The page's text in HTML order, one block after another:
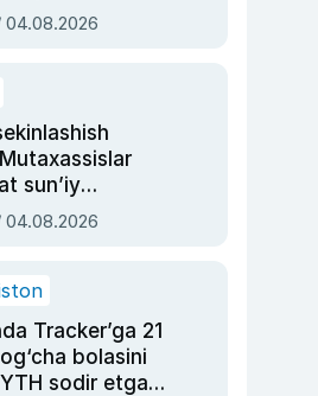
Rimma
04.08.2026
sun’iy
boshqara
xavotir
04.08.2026
Tracker’ga 21
bolasini
sodir etgan